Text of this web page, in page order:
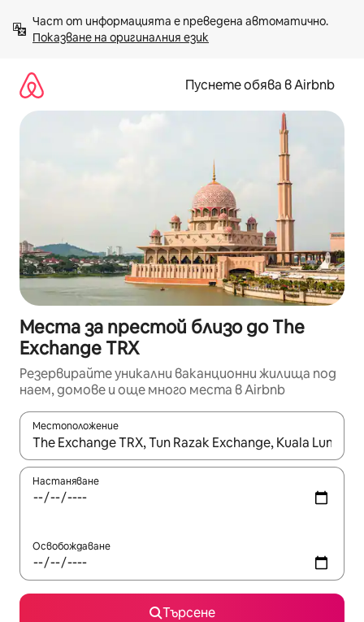
към
съдържанието
Показване на оригиналния език
Пуснете обява в Airbnb
Места за престой близо до The
Exchange TRX
Резервирайте уникални ваканционни жилища под
наем, домове и още много места в Airbnb
Местоположение
Когато резултатите се покажат, използвайте
Настаняване
Освобождаване
Търсене